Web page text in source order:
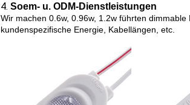
4. Soem- u. ODM-Dienstleistungen
Wir machen 0.6w, 0.96w, 1.2w führten
kundenspezifische Energie, Kabellängen, etc.